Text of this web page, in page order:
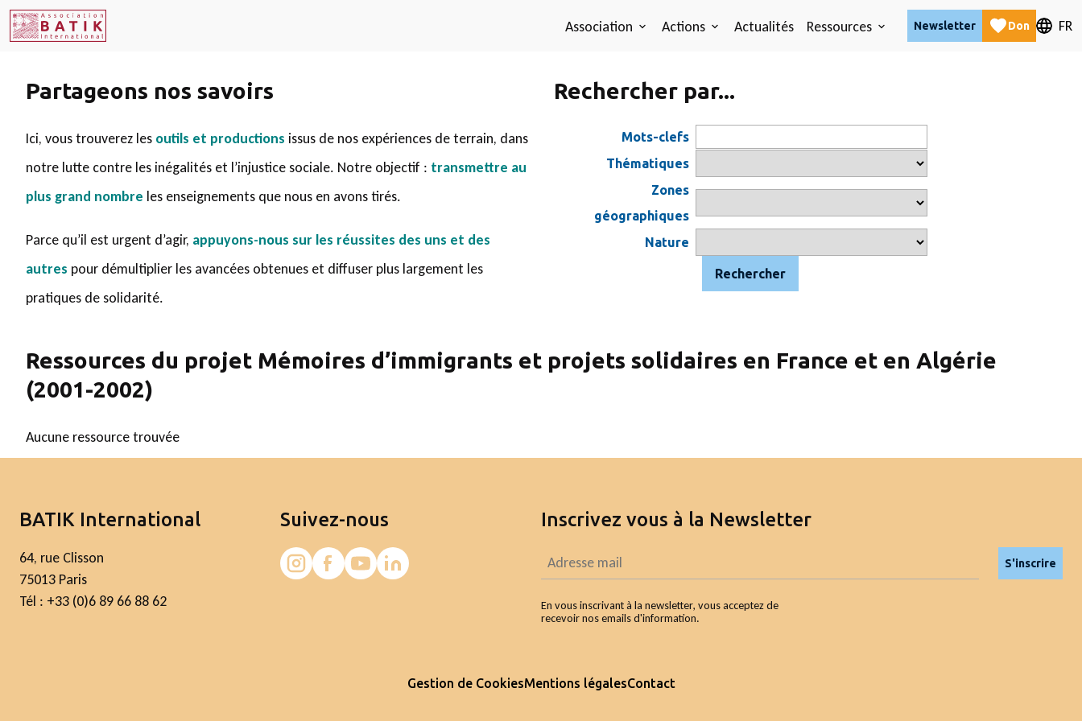
Association Actions Actualités Ressources Newsletter Don FR
Partageons nos savoirs
Ici, vous trouverez les outils et productions issus de nos expériences de terrain, dans
notre lutte contre les inégalités et l’injustice sociale. Notre objectif : transmettre au
plus grand nombre les enseignements que nous en avons tirés.
Parce qu’il est urgent d’agir, appuyons-nous sur les réussites des uns et des
autres pour démultiplier les avancées obtenues et diffuser plus largement les
pratiques de solidarité.
Rechercher par...
Mots-clefs
Thématiques
Zones
géographiques
Nature
Rechercher
Ressources du projet Mémoires d’immigrants et projets solidaires en France et en Algérie
(2001-2002)
Aucune ressource trouvée
BATIK International
64, rue Clisson
75013 Paris
Tél : +33 (0)6 89 66 88 62
Suivez-nous Inscrivez vous à la Newsletter
S'inscrire
En vous inscrivant à la newsletter, vous acceptez de
recevoir nos emails d'information.
Gestion de CookiesMentions légalesContact